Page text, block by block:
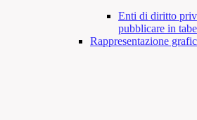
Enti di diritto
pubblicare in
Rappresentazione